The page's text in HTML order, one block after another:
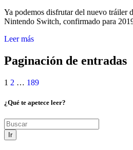
Ya podemos disfrutar del nuevo tráiler
Nintendo Switch, confirmado para
Leer más
Paginación de entradas
1 2 … 189
¿Qué te apetece leer?
Ir